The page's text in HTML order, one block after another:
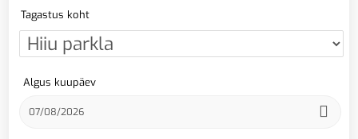
Tagastus koht
Algus kuupäev